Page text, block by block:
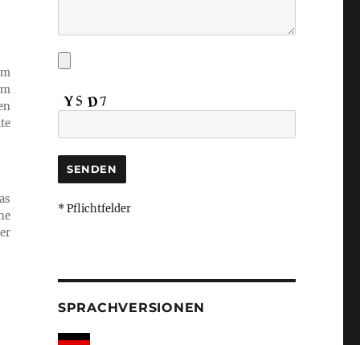
* Pflichtfelder
SPRACHVERSIONEN